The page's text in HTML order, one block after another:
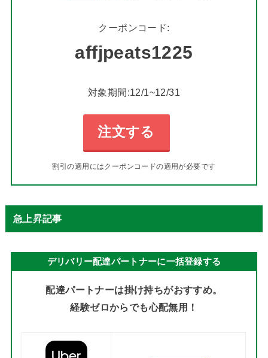
クーポンコード:
affjpeats1225
対象期間:12/1~12/31
注文する
割引の適用にはクーポンコードの適用が必要です
急上昇記事
デリバリー配達パートナーに一括登録する
配達パートナーは掛け持ちがおすすめ。
経験ゼロからでも心配無用！